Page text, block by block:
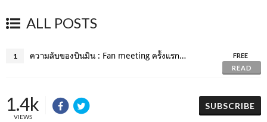
ALL POSTS
1 ความลับของบินมิน : Fan meeting ครั้งแรกของชาวเรือที่เล่นใหญ่ที่สุดในน่านน้ำ
FREE
READ
1.4k
VIEWS
SUBSCRIBE